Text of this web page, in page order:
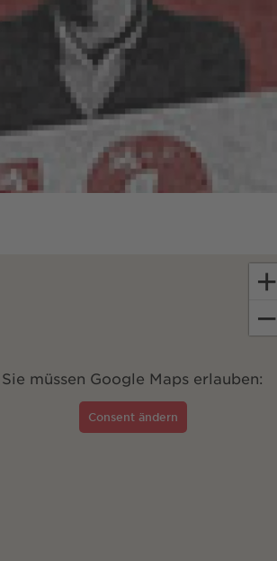
Sie müssen Google Maps erlauben:
Consent ändern
+
−